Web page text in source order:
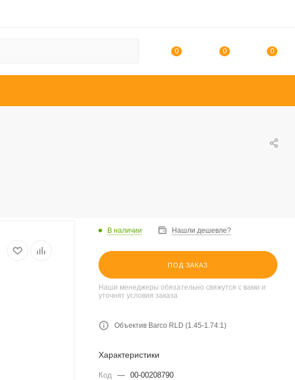
0 0 0
В наличии Нашли дешевле?
ПОД ЗАКАЗ
Наши менеджеры обязательно свяжутся с вами и
уточнят условия заказа
Объектив Barco RLD (1.45-1.74:1)
Характеристики
Код — 00-00208790